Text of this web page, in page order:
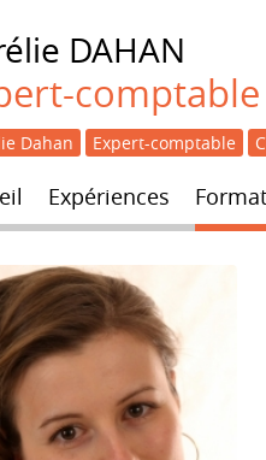
DAHAN
Dahan Expert-comptable
Expériences